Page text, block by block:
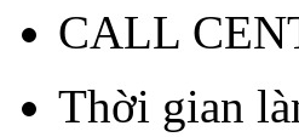
CALL
Thời gian